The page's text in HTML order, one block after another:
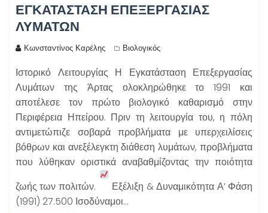
ΕΓΚΑΤΆΣΤΑΣΗ ΕΠΕΞΕΡΓΑΣΊΑΣ
ΛΥΜΆΤΩΝ
Κωνσταντίνος Καρέλης Βιολογικός
Ιστορικό Λειτουργίας Η Εγκατάσταση Επεξεργασίας
Λυμάτων της Άρτας ολοκληρώθηκε το 1991 και
αποτέλεσε τον πρώτο βιολογικό καθαρισμό στην
Περιφέρεια Ηπείρου. Πριν τη λειτουργία του, η πόλη
αντιμετώπιζε σοβαρά προβλήματα με υπερχειλίσεις
βόθρων και ανεξέλεγκτη διάθεση λυμάτων, προβλήματα
που λύθηκαν οριστικά αναβαθμίζοντας την ποιότητα
ζωής των πολιτών.
Εξέλιξη & Δυναμικότητα Α’ Φάση
(1991) 27.500 Ισοδύναμοι…